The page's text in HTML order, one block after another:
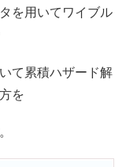
を用いてワイブル
て累積ハザード解
を